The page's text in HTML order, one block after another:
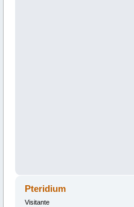
Pteridium
Visitante